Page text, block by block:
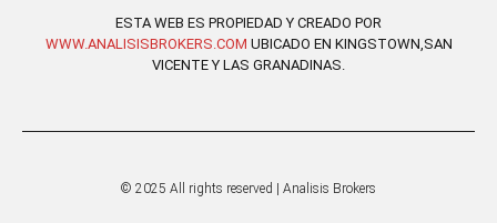
ESTA WEB ES PROPIEDAD Y CREADO POR
WWW.ANALISISBROKERS.COM UBICADO EN KINGSTOWN,SAN
VICENTE Y LAS GRANADINAS.
© 2025 All rights reserved | Analisis Brokers